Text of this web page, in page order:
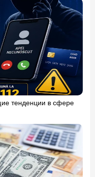
тенденции в сфере